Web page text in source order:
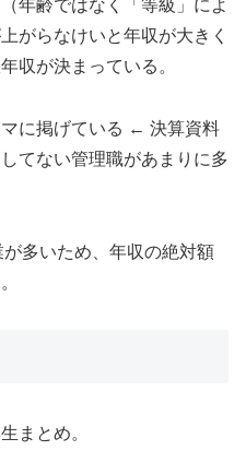
年齢ではなく「等級」によ
がらなけいと年収が大きく
収が決まっている。
に掲げている ← 決算資料
てない管理職があまりに多
多いため、年収の絶対額
まとめ。